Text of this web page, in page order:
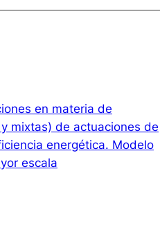
en materia de
mixtas) de actuaciones de
energética. Modelo
escala